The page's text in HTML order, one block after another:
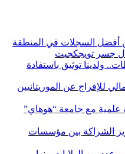
أفضل السجلات في المنطقة
جسر تويجكجيت
ولدينا توثيق باستفادة
للإفراج عن الموريتانيين
علمية مع جامعة “هوهاي”
الشراكة بين مؤسسات